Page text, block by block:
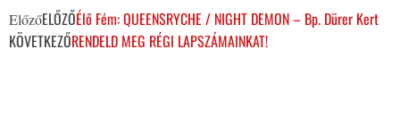
ElőzőELŐZŐÉlő Fém: QUEENSRYCHE / NIGHT DEMON – Bp. Dürer Kert
KÖVETKEZŐRENDELD MEG RÉGI LAPSZÁMAINKAT!